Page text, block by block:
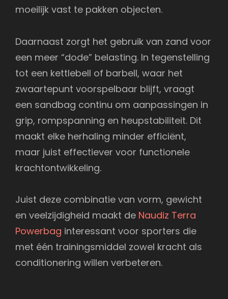
moeilijk vast te pakken objecten.
Daarnaast zorgt het gebruik van zand voor
een meer “dode” belasting. In tegenstelling
tot een kettlebell of barbell, waar het
zwaartepunt voorspelbaar blijft, vraagt
een sandbag continu om aanpassingen in
grip, rompspanning en heupstabiliteit. Dit
maakt elke herhaling minder efficiënt,
maar juist effectiever voor functionele
krachtontwikkeling.
Juist deze combinatie van vorm, gewicht
en veelzijdigheid maakt de Naudiz Terra
Powerbag interessant voor sporters die
met één trainingsmiddel zowel kracht als
conditionering willen verbeteren.